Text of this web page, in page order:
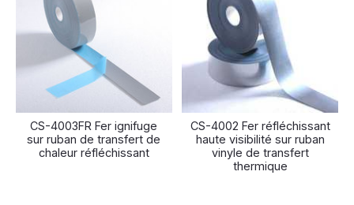
CS-4003FR Fer ignifuge
sur ruban de transfert de
chaleur réfléchissant
CS-4002 Fer réfléchissant
haute visibilité sur ruban
vinyle de transfert
thermique